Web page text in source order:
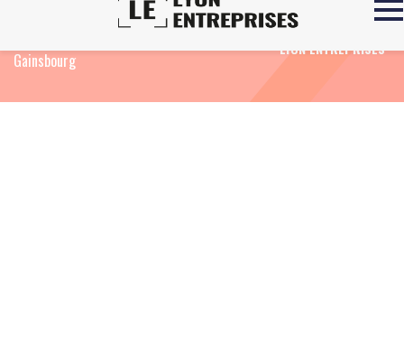
Lyon : une exposition
Gainsbourg
TOUTE L’ACTUALITÉ
LYON ENTREPRISES